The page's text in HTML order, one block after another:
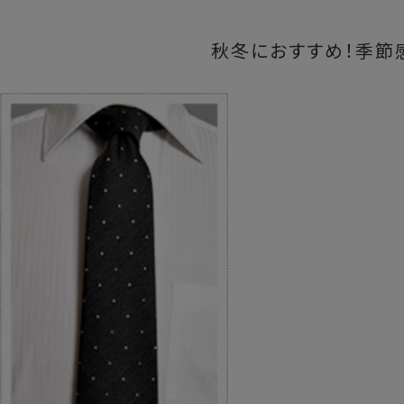
秋冬におすすめ！季節